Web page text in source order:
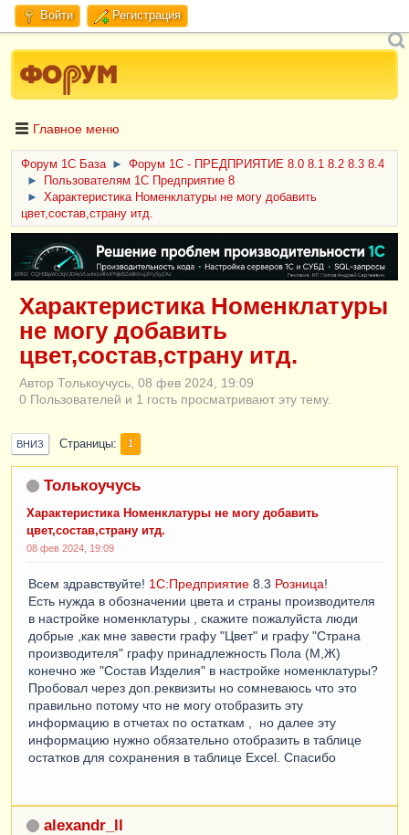
Войти Регистрация
Главное меню
Форум 1C База ►
Форум 1С - ПРЕДПРИЯТИЕ 8.0 8.1 8.2 8.3 8.4
►
Пользователям 1С Предприятие 8
►
Характеристика Номенклатуры не могу добавить
цвет,состав,страну итд.
ERID: CQH36pWzJqVJD4xVLsnhcU4hVPNjkBZe8KKxjJiYySyZAz
Характеристика Номенклатуры
не могу добавить
цвет,состав,страну итд.
Автор Толькоучусь, 08 фев 2024, 19:09
0 Пользователей и 1 гость просматривают эту тему.
ВНИЗ Страницы 1
Толькоучусь
Характеристика Номенклатуры не могу добавить
цвет,состав,страну итд.
08 фев 2024, 19:09
Всем здравствуйте! 1С:Предприятие 8.3 Розница!
Есть нужда в обозначении цвета и страны производителя
в настройке номенклатуры , скажите пожалуйста люди
добрые ,как мне завести графу "Цвет" и графу "Страна
производителя" графу принадлежность Пола (М,Ж)
конечно же "Состав Изделия" в настройке номенклатуры?
Пробовал через доп.реквизиты но сомневаюсь что это
правильно потому что не могу отобразить эту
информацию в отчетах по остаткам , но далее эту
информацию нужно обязательно отобразить в таблице
остатков для сохранения в таблице Excel. Спасибо
alexandr_ll